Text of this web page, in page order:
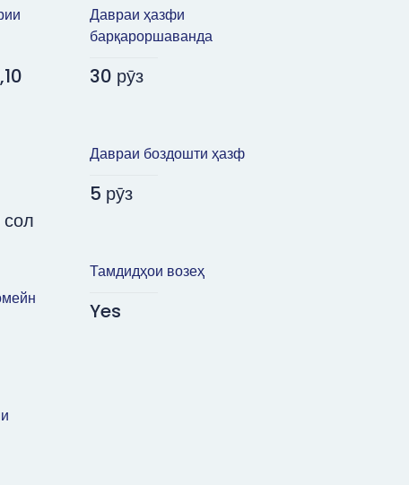
Давраи ҳазфи
барқароршаванда
30 рӯз
Давраи боздошти ҳазф
5 рӯз
Тамдидҳои возеҳ
Yes